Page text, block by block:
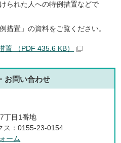
られた人への特例措置などで
措置」の資料をご覧ください。
置 （PDF 435.6 KB）
お問い合わせ
丁目1番地
：0155-23-0154
ーム